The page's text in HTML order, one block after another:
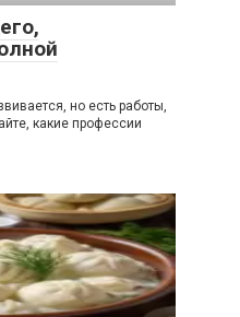
но есть работы,
какие профессии